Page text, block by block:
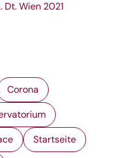
Dt. Wien 2021
Corona
Startseite